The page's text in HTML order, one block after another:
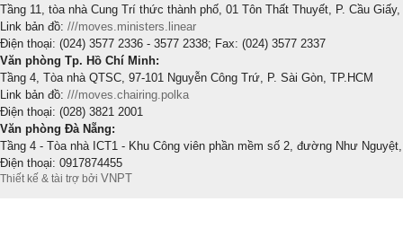
Tầng 11, tòa nhà Cung Trí thức thành phố, 01 Tôn Thất Thuyết, P. Cầu Giấy,
Link bản đồ: ///moves.ministers.linear
Điện thoại: (024) 3577 2336 - 3577 2338; Fax: (024) 3577 2337
Văn phòng Tp. Hồ Chí Minh:
Tầng 4, Tòa nhà QTSC, 97-101 Nguyễn Công Trứ, P. Sài Gòn, TP.HCM
Link bản đồ: ///moves.chairing.polka
Điện thoại: (028) 3821 2001
Văn phòng Đà Nẵng:
Tầng 4 - Tòa nhà ICT1 - Khu Công viên phần mềm số 2, đường Như
Điện thoại: 0917874455
Thiết kế & tài trợ bởi VNPT